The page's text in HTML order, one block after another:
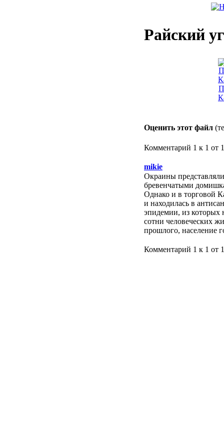
Райский
Оценить этот файл
Комментарий 1 к 1 от 1
mikie
Окраины
бревенчатыми
Однако и в торговой
и находилась в
эпидемии, из которых
сотни человеческих
прошлого, население
Комментарий 1 к 1 от 1